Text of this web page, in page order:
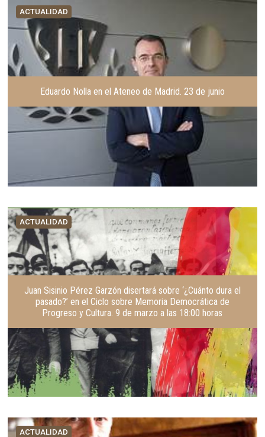
ACTUALIDAD
Eduardo Nolla en el Ateneo de Madrid. 23 de junio
ACTUALIDAD
Juan Sisinio Pérez Garzón disertará sobre ‘¿Cuánto dura el
pasado?’ en el Ciclo sobre Memoria Democrática de
Progreso y Cultura. 9 de marzo a las 18:00 horas
ACTUALIDAD